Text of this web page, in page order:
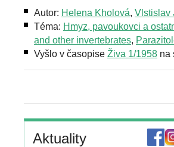
Autor: Helena Kholová, Vlstislav
Téma: Hmyz, pavoukovci a
and other invertebrates,
Vyšlo v časopise Živa 1/1958 na
Aktuality